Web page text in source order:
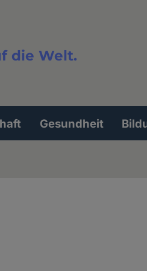
die Welt.
Gesundheit